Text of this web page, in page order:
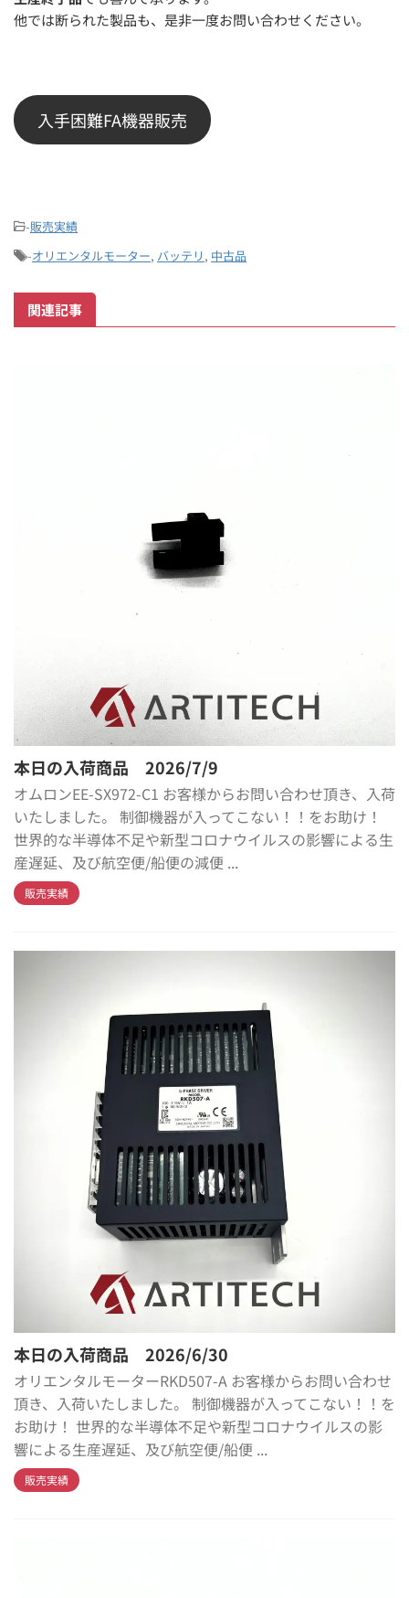
他では断られた製品も、是非一度お問い合わせください。
入手困難FA機器販売
-販売実績
-オリエンタルモーター, バッテリ , 中古品
関連記事
本日の入荷商品 2026/7/9
オムロンEE-SX972-C1 お客様からお問い合わせ頂き、入荷
いたしました。 制御機器が入ってこない！！をお助け！
世界的な半導体不足や新型コロナウイルスの影響による生
産遅延、及び航空便/船便の減便 ...
販売実績
本日の入荷商品 2026/6/30
オリエンタルモーターRKD507-A お客様からお問い合わせ
頂き、入荷いたしました。 制御機器が入ってこない！！を
お助け！ 世界的な半導体不足や新型コロナウイルスの影
響による生産遅延、及び航空便/船便 ...
販売実績